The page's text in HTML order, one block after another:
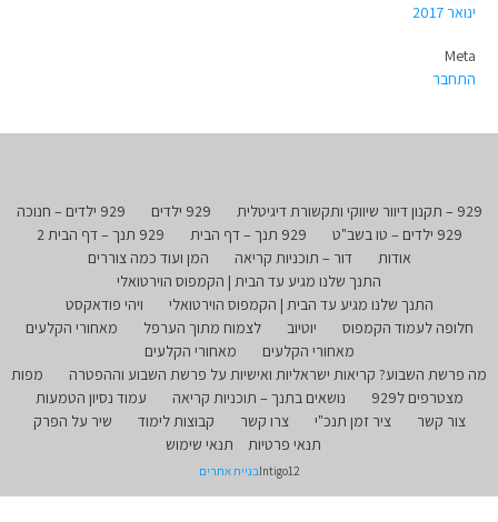
ינואר 2017
Meta
התחבר
929 – תקנון דיוור שיווקי ותקשורת דיגיטלית 929 ילדים
929 ילדים – חנוכה
929 ילדים – טו בשב"ט
929 תנך – דף הבית
929 תנך – דף הבית 2
אודות
דור – תוכניות קריאה
המן ועוד כמה צוררים
התנך שלנו מגיע עד הבית | הקמפוס הוירטואלי
התנך שלנו מגיע עד הבית | הקמפוס הוירטואלי
ויהי פודאקסט
חלופה לעמוד הקמפוס
יוטיוב לצמוח מתוך הערפל
מאחורי הקלעים
מאחורי הקלעים
מאחורי הקלעים
מה פרשת השבוע? קריאות ישראליות ואישיות על פרשת השבוע וההפטרה
מפות
מצטרפים ל929
נושאים בתנך – תוכניות קריאה
עמוד נסיון הטמעות
צור קשר
ציר זמן תנכ"י צרו קשר קבוצות לימוד
שיר על הפרק
תנאי פרטיות
תנאי שימוש
Intigo12בניית אתרים